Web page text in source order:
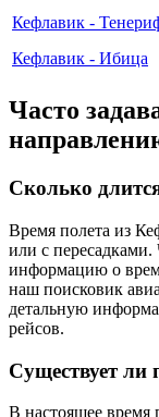
Кефлавик -
Кефлавик - Ибица
Часто
Сколько
Время полета из
или с
информацию о
наш поисковик
детальную
рейсов.
Существует
В настоящее